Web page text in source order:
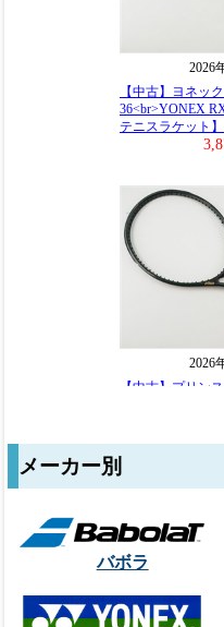
メーカー別
バボラ